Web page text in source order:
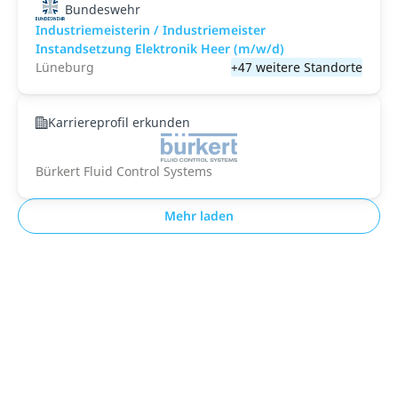
Bundeswehr
Industriemeisterin / Industriemeister
Instandsetzung Elektronik Heer (m/w/d)
Lüneburg
+47 weitere Standorte
Karriereprofil erkunden
Bürkert Fluid Control Systems
Mehr laden